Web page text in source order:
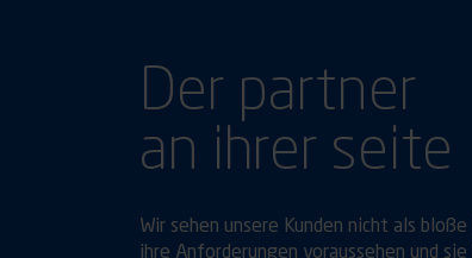
Der partner
an ihrer seite
Wir sehen unsere Kunden nicht als
ihre Anforderungen voraussehen und